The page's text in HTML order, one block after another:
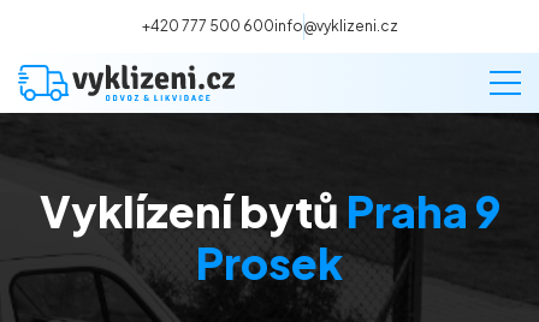
+420 777 500 600info@vyklizeni.cz
Vyklízení
Stěhování
Vyklízení bytů Praha 9
Prosek